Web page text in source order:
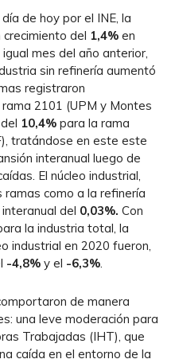
de hoy por el INE, la
del 1,4% en
mes del año anterior,
sin refinería aumentó
registraron
2101 (UPM y Montes
10,4% para la rama
tratándose en este este
interanual luego de
El núcleo industrial,
como a la refinería
del 0,03%. Con
la industria total, la
industrial en 2020 fueron,
-4,8% y el -6,3%.
de manera
una leve moderación para
Trabajadas (IHT), que
caída en el entorno de la